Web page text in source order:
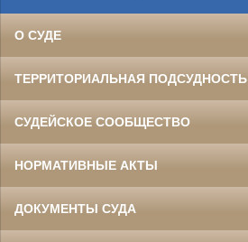
О СУДЕ
ТЕРРИТОРИАЛЬНАЯ ПОДСУДНОСТЬ
СУДЕЙСКОЕ СООБЩЕСТВО
НОРМАТИВНЫЕ АКТЫ
ДОКУМЕНТЫ СУДА